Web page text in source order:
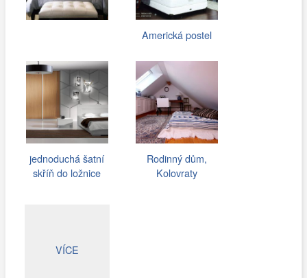
Americká postel
jednoduchá šatní
skříň do ložnice
Rodinný dům,
Kolovraty
VÍCE